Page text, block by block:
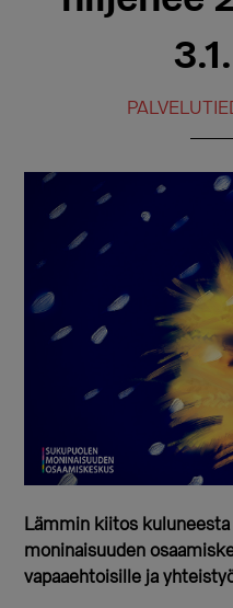
Lämmin kiitos
moninaisuuden
vapaaehtoisille ja